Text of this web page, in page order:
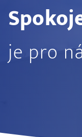
je pro